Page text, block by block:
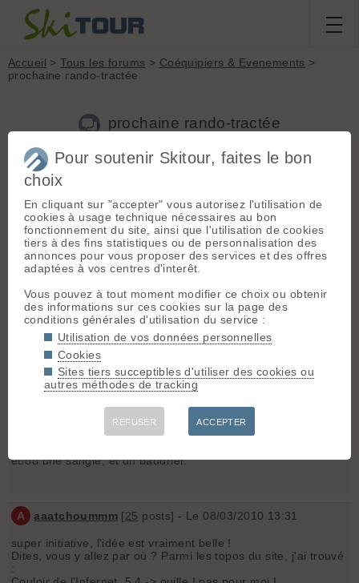
Accueil >Tous les forums > Coéquipiers & Evenements >
prochaine rando-tractée
prochaine rando-tractée
Nouveau sujet
ela[205posts] - Le 08/03/2010 13:01
Prochaine rando-tractée: 13/14mars 2010
objectif : Grand Galbert, massif du taillefer
sondage doodle pour la participation:
www.doodle.com/7ku29btb6fpfpp3r
Le principe est d'aider Nathanael à se hisser au sommet, en
ski-fauteuil (ou bob-ski), a l'aide d'un encordement type
"chien de traineau". Esprit festif et sportif garanti. En
partenariat avec l'association NatNCo
natnco.free.fr/
[Edité par nat le 11/03/2010 23:52]
* Rendez-vous 5h45 pour le covoiturage depuis Grenoble à
* Rendez-vous à 6h45 pour le départ du parking de la
Grenonière (près d'Ornon)
et/ou une sangle, et un baudrier.
A aaatchoummm [25 posts] - Le 08/03/2010 13:31
super initiative, l'idée est vraiment belle !
Dites, vous y allez par où ? Parmi les topos du site, j'ai trouvé
:
Pour soutenir Skitour, faites le bon
choix
En cliquant sur "accepter" vous autorisez l'utilisation de
cookies à usage technique nécessaires au bon
fonctionnement du site, ainsi que l'utilisation de cookies
tiers à des fins statistiques ou de personnalisation des
annonces pour vous proposer des services et des offres
adaptées à vos centres d'interêt.
Vous pouvez à tout moment modifier ce choix ou obtenir
des informations sur ces cookies sur la page des
conditions générales d'utilisation du service :
Utilisation de vos données personnelles
Cookies
Sites tiers succeptibles d'utiliser des cookies ou
autres méthodes de tracking
REFUSER ACCEPTER